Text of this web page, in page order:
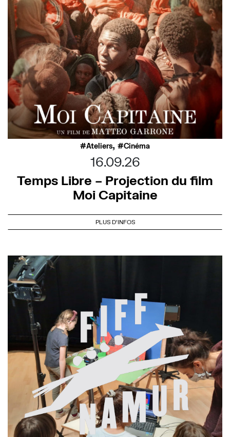
Ateliers, Cinéma
16.09.26
Temps Libre – Projection du film
Moi Capitaine
PLUS D'INFOS